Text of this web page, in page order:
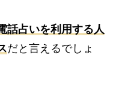
話占いを利用する人
だと言えるでしょ